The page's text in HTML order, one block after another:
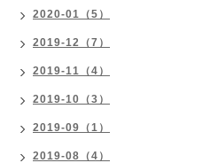
2020-01（5）
2019-12（7）
2019-11（4）
2019-10（3）
2019-09（1）
2019-08（4）